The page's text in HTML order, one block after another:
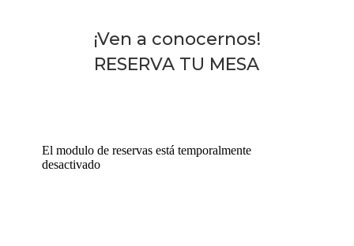
¡Ven a conocernos!
RESERVA TU MESA